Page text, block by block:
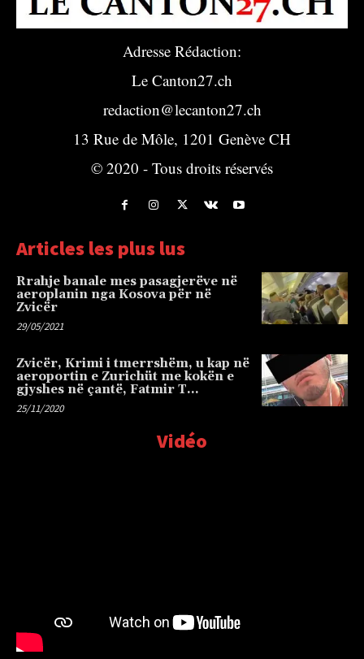
Adresse Rédaction:
Le Canton27.ch
redaction@lecanton27.ch
13 Rue de Môle, 1201 Genève CH
© 2020 - Tous droits réservés
Articles les plus lus
Rrahje banale mes pasagjerëve në
aeroplanin nga Kosova për në
Zvicër
29/05/2021
Zvicër, Krimi i tmerrshëm, u kap në
aeroportin e Zurichüt me kokën e
gjyshes në çantë, Fatmir T…
25/11/2020
Vidéo